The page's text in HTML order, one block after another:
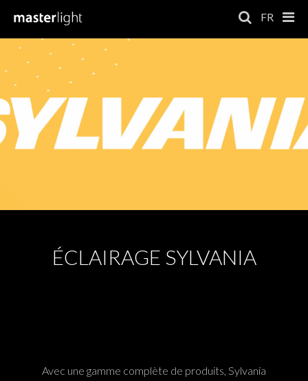
FR
ÉCLAIRAGE SYLVANIA
Avec une gamme complète de produits, Sylvania